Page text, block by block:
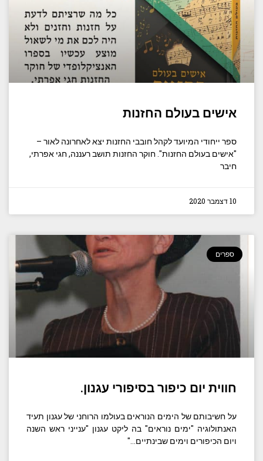
אישים בעולם החזנות
ספר ייחודי המיועד לקהל חובבי החזנות יצא לאחרונה לאור –
"אישים בעולם החזנות". חוקר החזנות תושב רעננה, חגי אפרתי,
חיבר
10 דצמבר 2020
ספרים
חווית יום כיפור בסיפורי עגנון.
על חשיבותם של הימים הנוראים בעולמו הרוחני של עגנון תעיד
האנתולוגיה "ימים נוראים" בה ליקט עגנון "ענייני ראש השנה
ויום הכיפורים וימים שבינתיים…"